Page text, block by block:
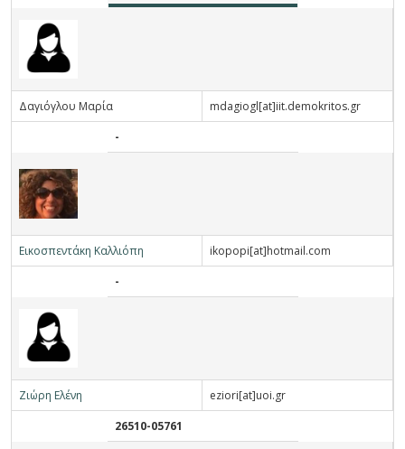
Δαγιόγλου Μαρία
mdagiogl[at]iit.demokritos.gr
-
Εικοσπεντάκη Καλλιόπη
ikopopi[at]hotmail.com
-
Ζιώρη Ελένη
eziori[at]uoi.gr
26510-05761